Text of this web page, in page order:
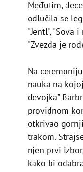
Međutim,
odlučila se
"Jentl", "Sova
"Zvezda je
Na
nauka na
devojka"
providnom
otkrivao
trakom.
njen prvi
kako bi